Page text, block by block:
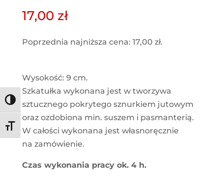
Toggle High Contrast
Toggle Font size
17,00 zł
Poprzednia najniższa cena: 17,00 zł.
Wysokość: 9 cm.
Szkatułka wykonana jest w tworzywa
sztucznego pokrytego sznurkiem jutowym
oraz ozdobiona min. suszem i pasmanterią.
W całości wykonana jest własnoręcznie
na zamówienie.
Czas wykonania pracy ok. 4 h.